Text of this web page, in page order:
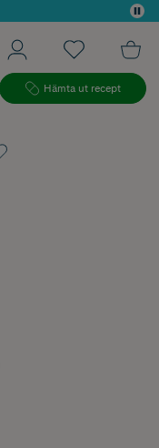
Hämta ut recept